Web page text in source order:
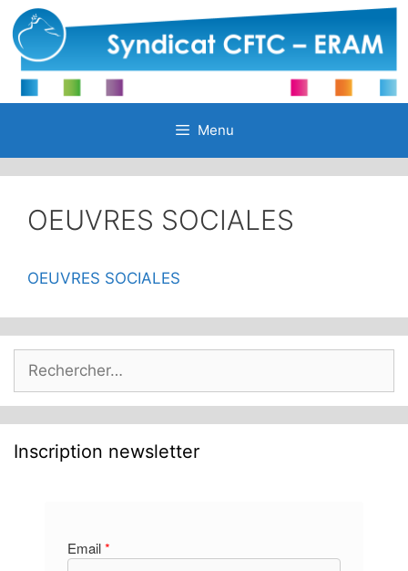
Aller
au
contenu
Menu
OEUVRES SOCIALES
OEUVRES SOCIALES
Rechercher :
Inscription newsletter
Email*